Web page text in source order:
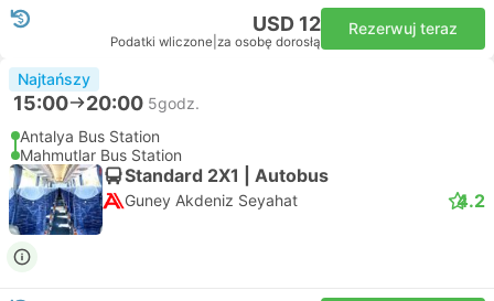
USD 12
Podatki wliczone za osobę dorosłą
Rezerwuj teraz
Najtańszy
15:00 20:00 5godz.
Antalya Bus Station
Mahmutlar Bus Station
Standard 2X1 | Autobus
Guney Akdeniz Seyahat 4.2